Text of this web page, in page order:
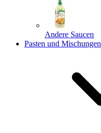
Andere Saucen
Pasten und Mischungen